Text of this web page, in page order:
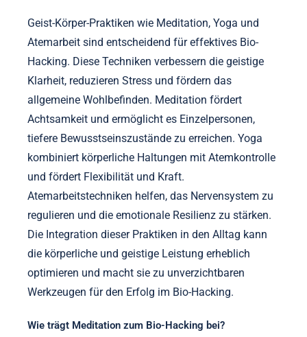
Geist-Körper-Praktiken wie Meditation, Yoga und
Atemarbeit sind entscheidend für effektives Bio-
Hacking. Diese Techniken verbessern die geistige
Klarheit, reduzieren Stress und fördern das
allgemeine Wohlbefinden. Meditation fördert
Achtsamkeit und ermöglicht es Einzelpersonen,
tiefere Bewusstseinszustände zu erreichen. Yoga
kombiniert körperliche Haltungen mit Atemkontrolle
und fördert Flexibilität und Kraft.
Atemarbeitstechniken helfen, das Nervensystem zu
regulieren und die emotionale Resilienz zu stärken.
Die Integration dieser Praktiken in den Alltag kann
die körperliche und geistige Leistung erheblich
optimieren und macht sie zu unverzichtbaren
Werkzeugen für den Erfolg im Bio-Hacking.
Wie trägt Meditation zum Bio-Hacking bei?